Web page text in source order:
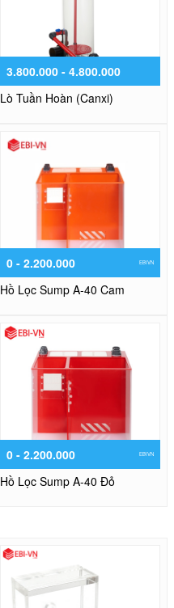
3.800.000 - 4.800.000
Lò Tuần Hoàn (Canxi)
0 - 2.200.000 EBIVN
Hồ Lọc Sump A-40 Cam
0 - 2.200.000 EBIVN
Hồ Lọc Sump A-40 Đỏ